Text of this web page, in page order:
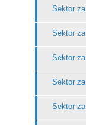
Sektor
Sektor
Sektor
Sektor
Sektor